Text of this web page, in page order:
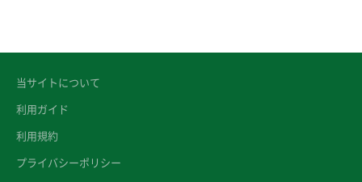
当サイトについて
利用ガイド
利用規約
プライバシーポリシー